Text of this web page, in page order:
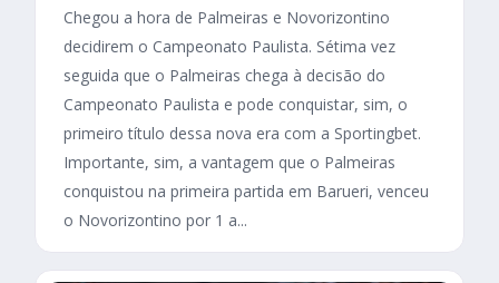
Chegou a hora de Palmeiras e Novorizontino
decidirem o Campeonato Paulista. Sétima vez
seguida que o Palmeiras chega à decisão do
Campeonato Paulista e pode conquistar, sim, o
primeiro título dessa nova era com a Sportingbet.
Importante, sim, a vantagem que o Palmeiras
conquistou na primeira partida em Barueri, venceu
o Novorizontino por 1 a...